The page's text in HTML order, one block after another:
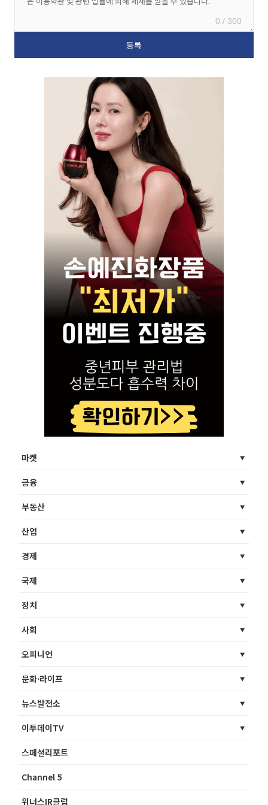
0 / 300
마켓
금융
부동산
산업
경제
국제
정치
사회
오피니언
문화·라이프
뉴스발전소
이투데이TV
스페셜리포트
Channel 5
위너스IR클럽